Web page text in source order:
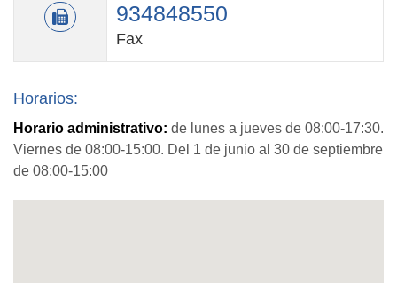
934848550
Fax
Horarios:
Horario administrativo: de lunes a jueves de 08:00-17:30.
Viernes de 08:00-15:00. Del 1 de junio al 30 de septiembre
de 08:00-15:00